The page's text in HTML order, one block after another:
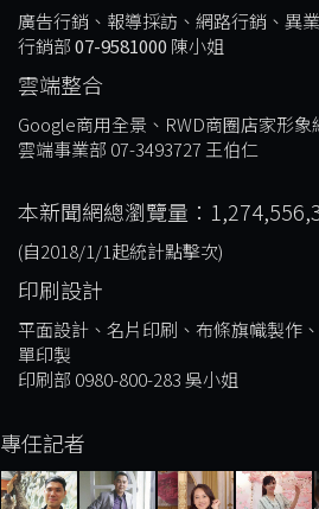
廣告行銷、報導採訪、網路行銷、異
行銷部07-9581000 陳小姐
雲端整合
Google商用全景、RWD商圈店家形
雲端事業部 07-3493727 王伯仁
本新聞網總瀏覽量：
(自2018/1/1起統計點擊次)
印刷設計
平面設計、名片印刷、布條旗幟製作
單印製
印刷部 0980-800-283 吳小姐
專任記者